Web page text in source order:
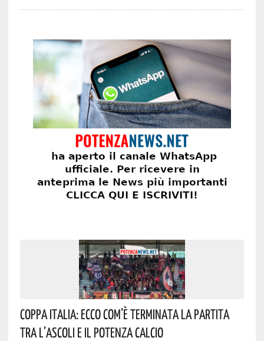
Coppa Italia: Ecco Com’è Terminata La Partita
Tra L’Ascoli E Il Potenza Calcio